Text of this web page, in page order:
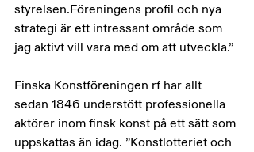
styrelsen.Föreningens profil och nya
strategi är ett intressant område som
jag aktivt vill vara med om att utveckla.”
Finska Konstföreningen rf har allt
sedan 1846 understött professionella
aktörer inom finsk konst på ett sätt som
uppskattas än idag. ”Konstlotteriet och